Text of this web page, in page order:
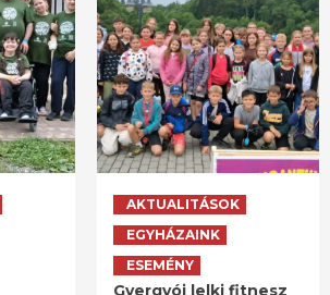
AKTUALITÁSOK
EGYHÁZAINK
ESEMÉNY
Gyergyói lelki fitnesz